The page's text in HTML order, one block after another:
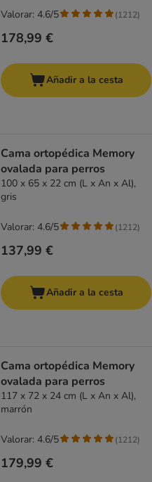
178,99 €
Valorar: 4.6/5 (1212)
Añadir a la cesta
Cama ortopédica Memory
ovalada para perros
100 x 65 x 22 cm (L x An x Al),
gris
137,99 €
Valorar: 4.6/5 (1212)
Añadir a la cesta
Cama ortopédica Memory
ovalada para perros
117 x 72 x 24 cm (L x An x Al),
marrón
179,99 €
Valorar: 4.6/5 (1212)